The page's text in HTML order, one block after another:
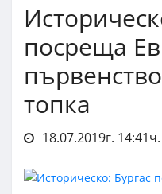
посреща
топка
18.07.2019г. 14:41ч.